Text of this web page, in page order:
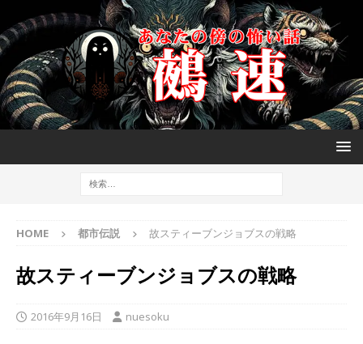
HOME 都市伝説 故スティーブンジョブスの戦略
故スティーブンジョブスの戦略
2016年9月16日 nuesoku